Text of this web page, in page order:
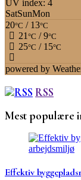
UV index: 4
SatSunMon
20°C / 13°C
21°C / 9°C
25°C / 15°C
powered by
RSS
Mest populære
Effektiv